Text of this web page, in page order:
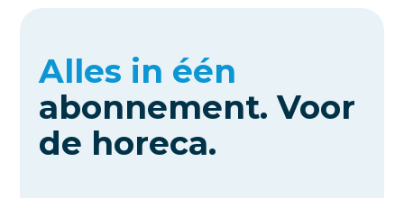
Alles in één
abonnement. Voor
de horeca.